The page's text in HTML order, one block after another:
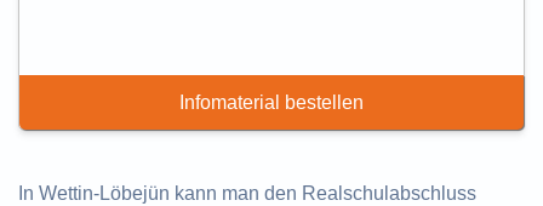
Infomaterial bestellen
In Wettin-Löbejün kann man den Realschulabschluss